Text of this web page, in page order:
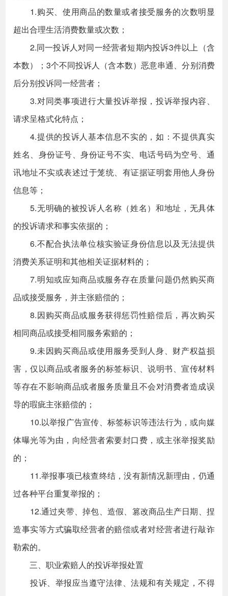
1.购买、使用商品的数量或者接受服务的次数明显
超出合理生活消费数量或次数；
2.同一投诉人对同一经营者短期内投诉3件以上（含
本数）；3个不同投诉人（含本数）恶意串通、分别消费
后分别投诉同一经营者；
3.对同类事项进行大量投诉举报，投诉举报内容、
请求呈格式化特点；
4.提供的投诉人基本信息不实的，如：不提供真实
姓名、身份证号、身份证号不实、电话号码为空号、通
讯地址不实或表述过于笼统、有证据证明套用他人身份
信息等；
5.无明确的被投诉人名称（姓名）和地址，无具体
的投诉请求和事实依据的；
6.不配合执法单位核实验证身份信息以及无法提供
消费关系证明和其他相关证据材料的；
7.明知或应知商品或服务存在质量问题仍然购买商
品或接受服务，并主张赔偿的；
8.因购买商品或服务获得惩罚性赔偿后，再次购买
相同商品或接受相同服务索赔的；
9.未因购买商品或使用服务受到人身、财产权益损
害，仅以商品或者服务的标签标识、说明书、宣传材料
等存在不影响商品或者服务质量且不会对消费者造成误
导的瑕疵主张赔偿的；
10.以举报广告宣传、标签标识等违法行为，或向媒
体曝光等为由，向经营者索要封口费，或主张举报奖励
的；
11.举报事项已核查终结，没有新情况新理由，仍通
过各种平台重复举报的；
12.通过夹带、掉包、造假、篡改商品生产日期、捏
造事实等方式骗取经营者的赔偿或者对经营者进行敲诈
勒索的。
三、职业索赔人的投诉举报处置
投诉、举报应当遵守法律、法规和有关规定，不得